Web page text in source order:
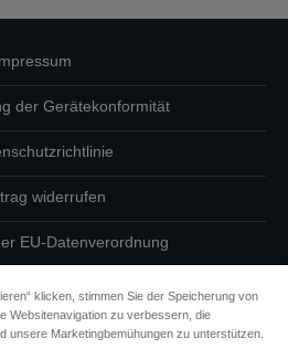
der Gerätekonformität
widerrufen
EU-Datenverordnung
zu Cookies
klicken, stimmen Sie der Speicherung von
Websitenavigation zu verbessern, die
unsere Marketingbemühungen zu unterstützen.